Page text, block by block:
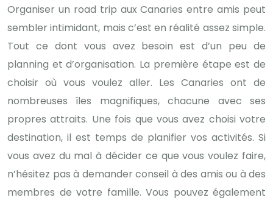
Organiser un road trip aux Canaries entre amis peut
sembler intimidant, mais c’est en réalité assez simple.
Tout ce dont vous avez besoin est d’un peu de
planning et d’organisation. La première étape est de
choisir où vous voulez aller. Les Canaries ont de
nombreuses îles magnifiques, chacune avec ses
propres attraits. Une fois que vous avez choisi votre
destination, il est temps de planifier vos activités. Si
vous avez du mal à décider ce que vous voulez faire,
n’hésitez pas à demander conseil à des amis ou à des
membres de votre famille. Vous pouvez également